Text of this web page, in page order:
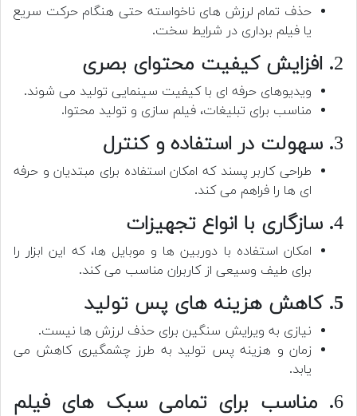
حذف تمام لرزش های ناخواسته حتی هنگام حرکت سریع
یا فیلم برداری در شرایط سخت.
2. افزایش کیفیت محتوای بصری
ویدیوهای حرفه ای با کیفیت سینمایی تولید می شوند.
مناسب برای تبلیغات، فیلم سازی و تولید محتوا.
3. سهولت در استفاده و کنترل
طراحی کاربر پسند که امکان استفاده برای مبتدیان و حرفه
ای ها را فراهم می کند.
4. سازگاری با انواع تجهیزات
امکان استفاده با دوربین ها و موبایل ها، که این ابزار را
برای طیف وسیعی از کاربران مناسب می کند.
5. کاهش هزینه های پس تولید
نیازی به ویرایش سنگین برای حذف لرزش ها نیست.
زمان و هزینه پس تولید به طرز چشمگیری کاهش می
یابد.
6. مناسب برای تمامی سبک های فیلم